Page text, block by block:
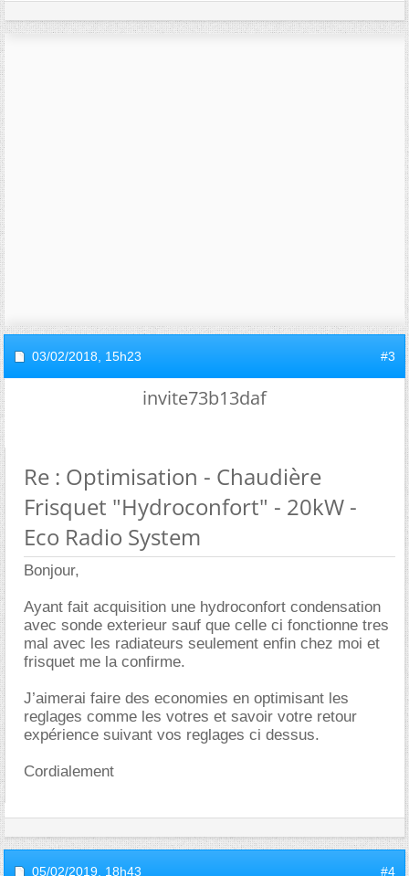
03/02/2018, 15h23 #3
invite73b13daf
Re : Optimisation - Chaudière
Frisquet "Hydroconfort" - 20kW -
Eco Radio System
Bonjour,
Ayant fait acquisition une hydroconfort condensation
avec sonde exterieur sauf que celle ci fonctionne tres
mal avec les radiateurs seulement enfin chez moi et
frisquet me la confirme.
J’aimerai faire des economies en optimisant les
reglages comme les votres et savoir votre retour
expérience suivant vos reglages ci dessus.
Cordialement
05/02/2019, 18h43 #4